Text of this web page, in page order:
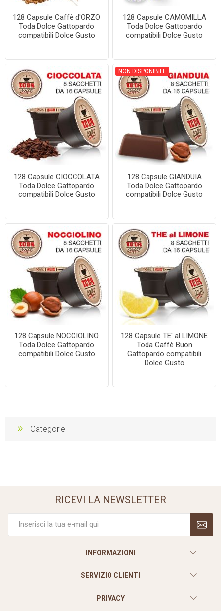
128 Capsule Caffè d'ORZO
Toda Dolce Gattopardo
compatibili Dolce Gusto
128 Capsule CAMOMILLA
Toda Dolce Gattopardo
compatibili Dolce Gusto
128 Capsule CIOCCOLATA
Toda Dolce Gattopardo
compatibili Dolce Gusto
NON DISPONIBILE
128 Capsule GIANDUIA
Toda Dolce Gattopardo
compatibili Dolce Gusto
128 Capsule NOCCIOLINO
Toda Dolce Gattopardo
compatibili Dolce Gusto
128 Capsule TE' al LIMONE
Toda Caffè Buon
Gattopardo compatibili
Dolce Gusto
Categorie
RICEVI LA NEWSLETTER
INFORMAZIONI
SERVIZIO CLIENTI
PRIVACY